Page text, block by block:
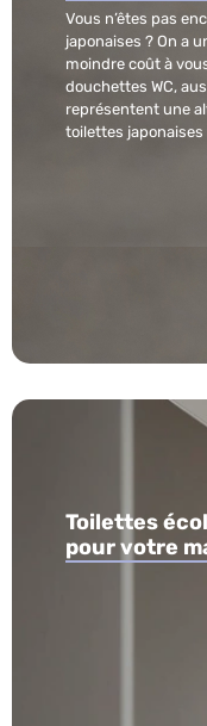
Vous n’êtes pas
japonaises ? On a
moindre coût à
douchettes WC,
représentent une
toilettes
Toilettes
pour votre